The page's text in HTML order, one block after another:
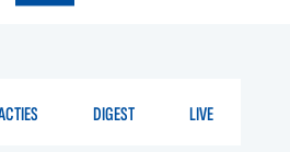
DIGEST LIVE